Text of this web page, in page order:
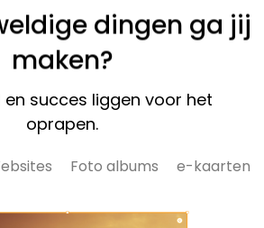
dingen ga jij
maken?
succes liggen voor het
oprapen.
Foto albums e-kaarten